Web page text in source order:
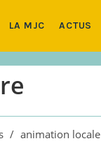
LA MJC ACTUS
/ animation locale